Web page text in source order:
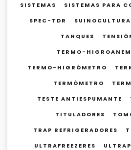
SISTEMAS SISTEMAS PARA
SPEC-TDR SUINOCULTURA
TANQUES
TERMO-
TERMO-HIGRÔMETRO
TERMÔMETRO
TESTE ANTIESPUMANTE
TITULADORES
TRAP REFRIGERADORES
ULTRAFREEZERES